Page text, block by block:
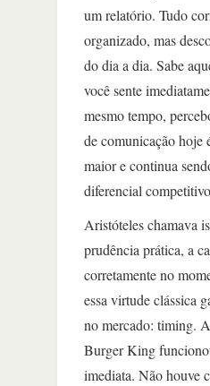
um relatório. Tudo
organizado, mas
do dia a dia. Sabe
você sente
mesmo tempo,
de comunicação hoje
maior e continua
diferencial
Aristóteles chamava
prudência prática, a
corretamente no
essa virtude clássica
no mercado: timing.
Burger King
imediata. Não houve